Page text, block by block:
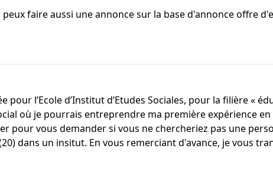
faire aussi une annonce sur la base d'annonce offre
l’Ecole d’Institut d’Etudes Sociales, pour la filière «
où je pourrais entreprendre ma première expérience
pour vous demander si vous ne chercheriez pas une
dans un insitut. En vous remerciant d'avance, je vous